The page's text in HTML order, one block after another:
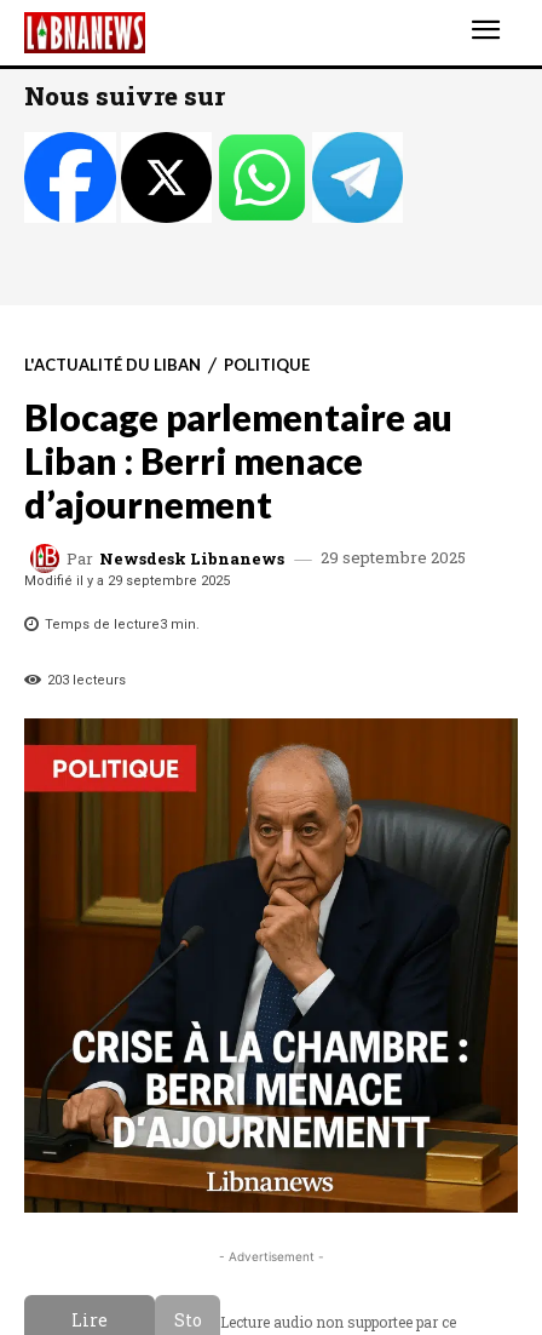
Nous suivre sur
L'ACTUALITÉ DU LIBAN POLITIQUE
Blocage parlementaire au
Liban : Berri menace
d’ajournement
Par Newsdesk Libnanews 29 septembre 2025
Modifié il y a 29 septembre 2025
Temps de lecture3 min.
203 lecteurs
- Advertisement -
Lire
Sto
Lecture audio non supportee par ce